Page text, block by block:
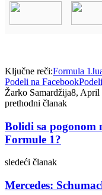
Ključne reči:Formula 1
Podeli na Facebook
Žarko Samardžija8, April
prethodni članak
Bolidi sa pogonom
Formule 1?
sledeći članak
Mercedes: